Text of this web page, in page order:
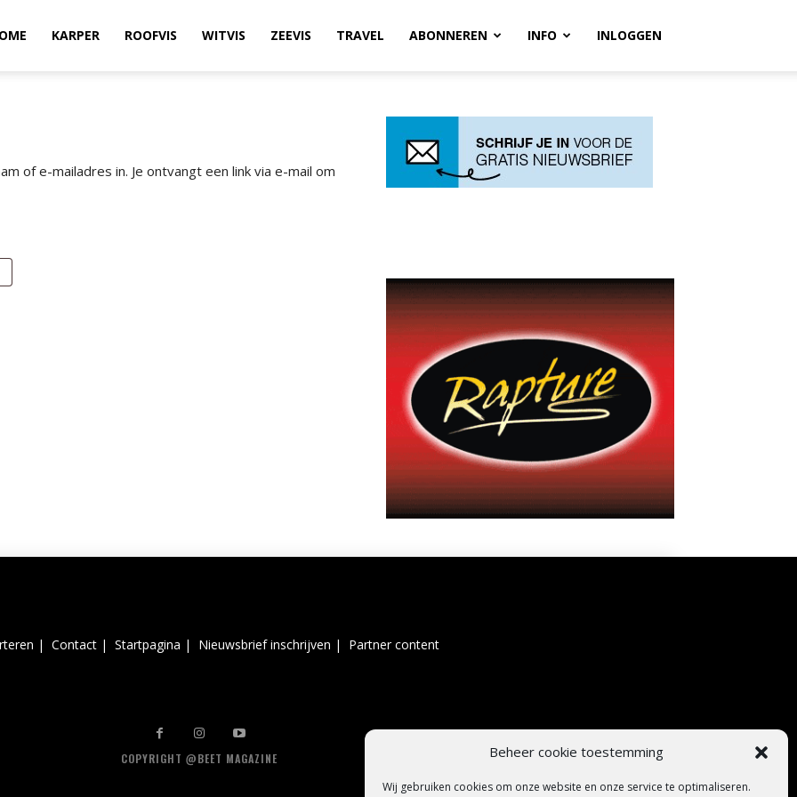
Beheer cookie toestemming
Wij gebruiken cookies om onze website en onze service te optimaliseren.
KARPER ROOFVIS WITVIS ZEEVIS TRAVEL ABONNEREN INFO INLOGGEN
of e-mailadres in. Je ontvangt een link via e-mail om
| Contact | Startpagina | Nieuwsbrief inschrijven | Partner content
COPYRIGHT @BEET MAGAZINE